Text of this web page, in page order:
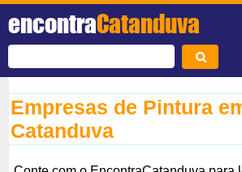
encontraCatanduva
Empresas de Pintura
Catanduva